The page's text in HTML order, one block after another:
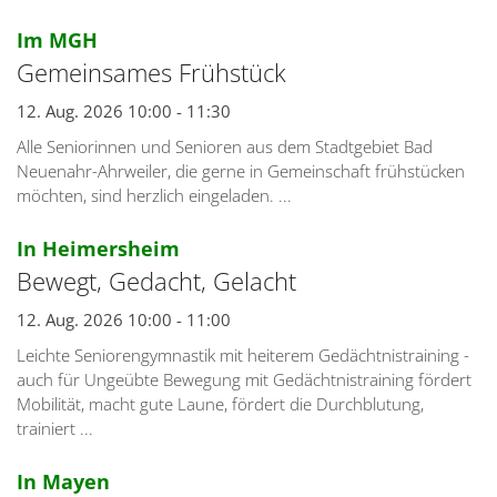
Im MGH
Gemeinsames Frühstück
12. Aug. 2026 10:00 - 11:30
Alle Seniorinnen und Senioren aus dem Stadtgebiet Bad
Neuenahr-Ahrweiler, die gerne in Gemeinschaft frühstücken
möchten, sind herzlich eingeladen. ...
In Heimersheim
Bewegt, Gedacht, Gelacht
12. Aug. 2026 10:00 - 11:00
Leichte Seniorengymnastik mit heiterem Gedächtnistraining -
auch für Ungeübte Bewegung mit Gedächtnistraining fördert
Mobilität, macht gute Laune, fördert die Durchblutung,
trainiert ...
In Mayen